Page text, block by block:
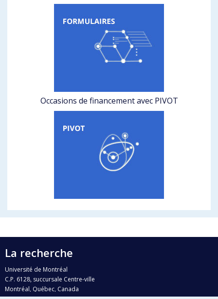
Occasions de financement avec PIVOT
La recherche
Université de Montréal
C.P. 6128, succursale Centre-ville
Montréal, Québec, Canada